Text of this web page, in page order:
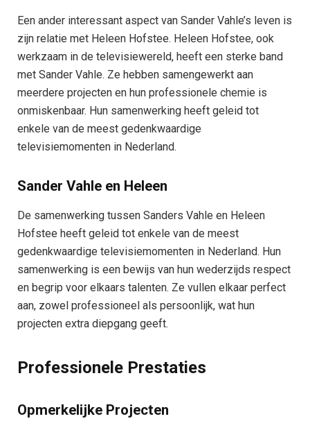
Een ander interessant aspect van Sander Vahle’s leven is
zijn relatie met Heleen Hofstee. Heleen Hofstee, ook
werkzaam in de televisiewereld, heeft een sterke band
met Sander Vahle. Ze hebben samengewerkt aan
meerdere projecten en hun professionele chemie is
onmiskenbaar. Hun samenwerking heeft geleid tot
enkele van de meest gedenkwaardige
televisiemomenten in Nederland.
Sander Vahle en Heleen
De samenwerking tussen Sanders Vahle en Heleen
Hofstee heeft geleid tot enkele van de meest
gedenkwaardige televisiemomenten in Nederland. Hun
samenwerking is een bewijs van hun wederzijds respect
en begrip voor elkaars talenten. Ze vullen elkaar perfect
aan, zowel professioneel als persoonlijk, wat hun
projecten extra diepgang geeft.
Professionele Prestaties
Opmerkelijke Projecten